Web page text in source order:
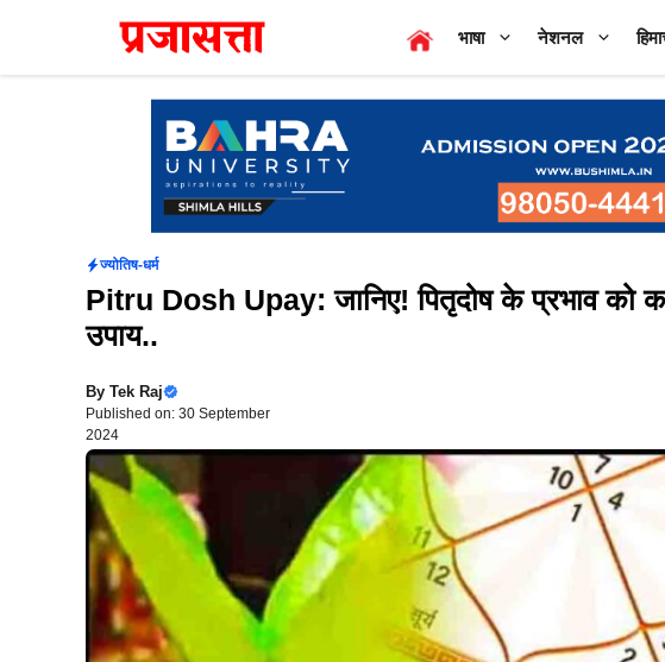
content
भाषा नेशनल
ज्योतिष-धर्म
Pitru Dosh Upay: जानिए! पितृदोष के प्रभाव
उपाय..
By Tek Raj
Published on: 30 September
2024